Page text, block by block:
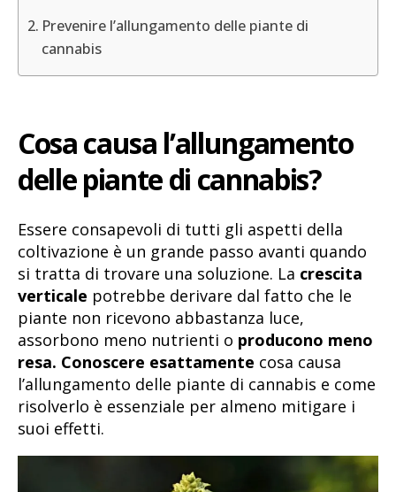
Prevenire l’allungamento delle piante di
cannabis
Cosa causa l’allungamento
delle piante di cannabis?
Essere consapevoli di tutti gli aspetti della
coltivazione è un grande passo avanti quando
si tratta di trovare una soluzione. La crescita
verticale potrebbe derivare dal fatto che le
piante non ricevono abbastanza luce,
assorbono meno nutrienti o producono meno
resa. Conoscere esattamente cosa causa
l’allungamento delle piante di cannabis e come
risolverlo è essenziale per almeno mitigare i
suoi effetti.